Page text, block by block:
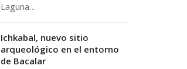
Laguna…
Ichkabal, nuevo sitio
arqueológico en el entorno
de Bacalar